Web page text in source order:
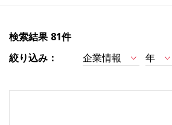
検索結果 81件
絞り込み：
企業情報 年